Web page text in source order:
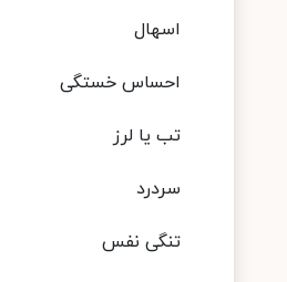
اسهال
احساس خستگی
تب یا لرز
سردرد
تنگی نفس